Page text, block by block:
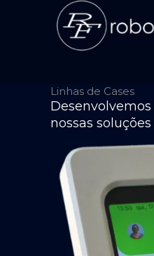
Linhas de Cases
nossas